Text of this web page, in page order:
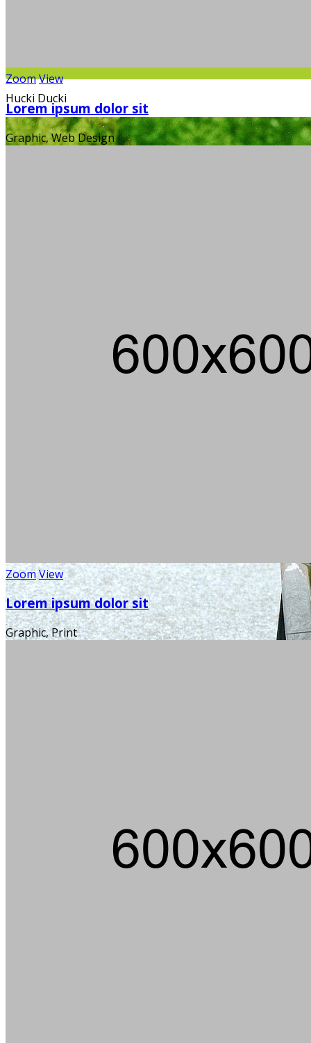
Hucki Ducki
ZoomView
Lorem ipsum dolor sit
Graphic, Web Design
ZoomView
Lorem ipsum dolor sit
Graphic, Print